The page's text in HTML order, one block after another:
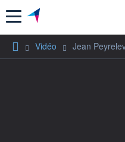
Menu
Vidéo Jean